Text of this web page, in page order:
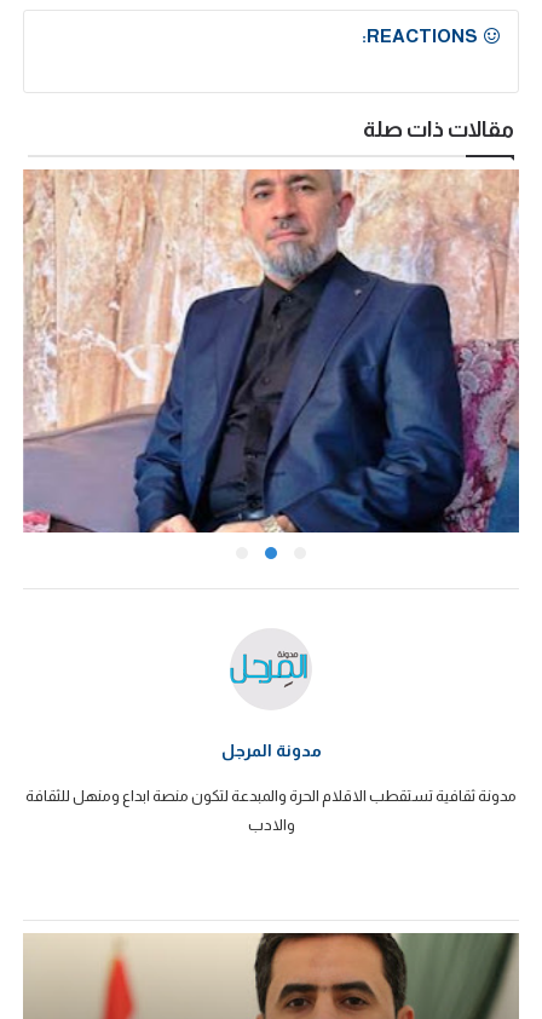
REACTIONS:
مقالات ذات صلة
مدونة المرجل
مدونة ثقافية تستقطب الاقلام الحرة والمبدعة لتكون منصة ابداع ومنهل للثقافة
والادب